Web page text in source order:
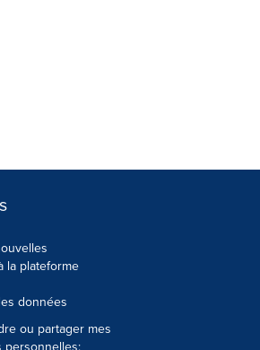
la plateforme
données
ou partager mes